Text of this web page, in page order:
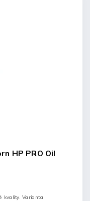
HP PRO Oil
kvality. Varianta